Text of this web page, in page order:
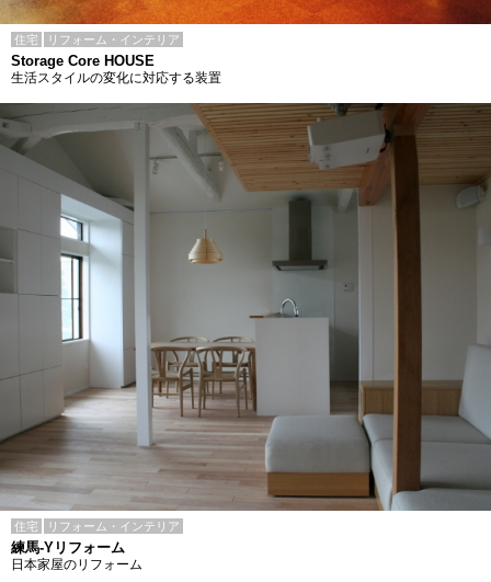
住宅 リフォーム・インテリア
Storage Core HOUSE
生活スタイルの変化に対応する装置
住宅 リフォーム・インテリア
練馬-Yリフォーム
日本家屋のリフォーム